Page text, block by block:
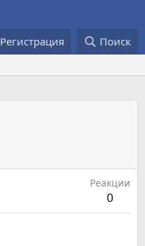
Регистрация Поиск
Реакции
0